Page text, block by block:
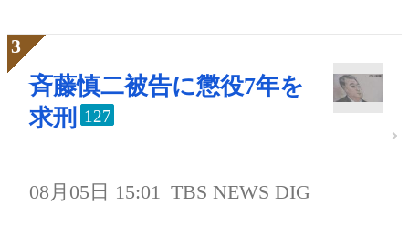
斉藤慎二被告に懲役7年を
求刑
127
08月05日 15:01 TBS NEWS DIG